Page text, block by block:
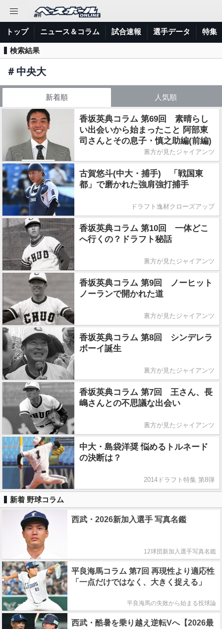
トップ ニュース＆コラム 試合速報 選手データ 特集
検索結果
＃ 中央大
新着順 人気順
香坂英典コラム 第69回 素晴らし
い出会いから始まったこと 阿部東
司さんとその息子・慎之助編(前編)
裏方が見たジャイアンツ
古賀悠斗(中大・捕手) 「戦国東
都」で磨かれた強肩強打捕手
ドラフト逸材クローズアップ
香坂英典コラム 第10回 一体どこ
へ行くの？ドラフト秘話
裏方が見たジャイアンツ
香坂英典コラム 第9回 ノーヒット
ノーランで開かれた道
裏方が見たジャイアンツ
香坂英典コラム 第8回 シンデレラ
ボーイ誕生
裏方が見たジャイアンツ
香坂英典コラム 第7回 王さん、長
嶋さんとの不思議な出会い
裏方が見たジャイアンツ
中大・島袋洋奨 悩めるトルネード
の決断は？
2014ドラフト特集 第8弾
新着 野球コラム
西武・2026新加入選手 写真名鑑
12球団新加入選手写真名鑑
平良海馬コラム 第7回 再現性より適応性
「一点だけではなく、大きく捉える」
平良海馬の失敗から始まる投球論
西武・酷暑を乗り越え逆転Vへ【2026最